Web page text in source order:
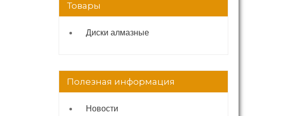
Товары
Диски алмазные
Полезная информация
Новости